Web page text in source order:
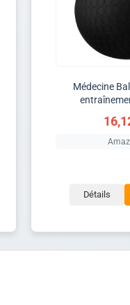
Médecine
Détails